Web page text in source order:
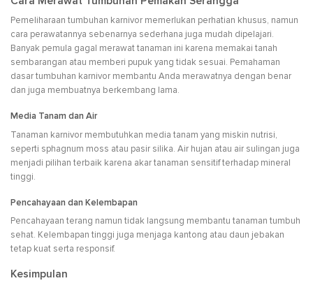
Pemeliharaan tumbuhan karnivor memerlukan perhatian khusus, namun
cara perawatannya sebenarnya sederhana juga mudah dipelajari.
Banyak pemula gagal merawat tanaman ini karena memakai tanah
sembarangan atau memberi pupuk yang tidak sesuai. Pemahaman
dasar tumbuhan karnivor membantu Anda merawatnya dengan benar
dan juga membuatnya berkembang lama.
Media Tanam dan Air
Tanaman karnivor membutuhkan media tanam yang miskin nutrisi,
seperti sphagnum moss atau pasir silika. Air hujan atau air sulingan juga
menjadi pilihan terbaik karena akar tanaman sensitif terhadap mineral
tinggi.
Pencahayaan dan Kelembapan
Pencahayaan terang namun tidak langsung membantu tanaman tumbuh
sehat. Kelembapan tinggi juga menjaga kantong atau daun jebakan
tetap kuat serta responsif.
Kesimpulan